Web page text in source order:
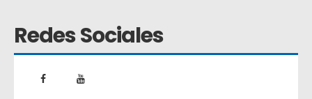
Redes Sociales